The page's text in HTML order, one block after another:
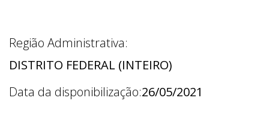
Região Administrativa:
DISTRITO FEDERAL (INTEIRO)
Data da disponibilização:26/05/2021